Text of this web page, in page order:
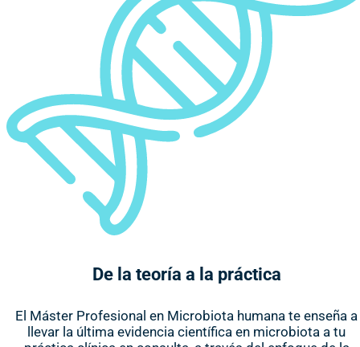
De la teoría a la práctica
El Máster Profesional en Microbiota humana te enseña a
llevar la última evidencia científica en microbiota a tu